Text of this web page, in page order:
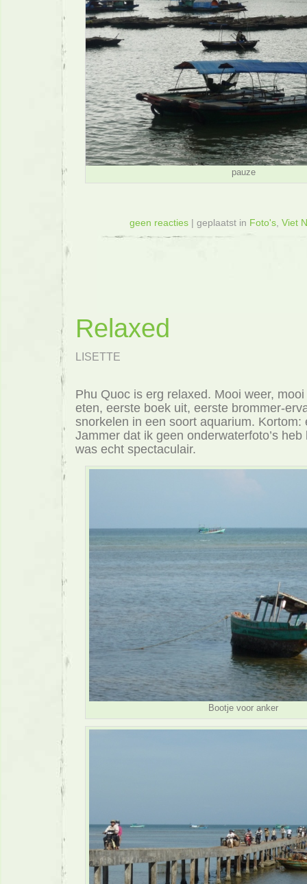
pauze
geen reacties| geplaatst in Foto's, Viet
Relaxed
LISETTE
Phu Quoc is erg relaxed. Mooi weer,
eten, eerste boek uit, eerste brommer-
snorkelen in een soort aquarium. Kortom:
Jammer dat ik geen onderwaterfoto’s
was echt spectaculair.
Bootje voor anker